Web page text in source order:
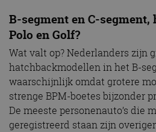
B-segment en C-segment,
Polo en Golf?
Wat valt op? Nederlanders zijn
hatchbackmodellen in het B-
waarschijnlijk omdat grotere
strenge BPM-boetes bijzonder
De meeste personenauto’s die
geregistreerd staan zijn